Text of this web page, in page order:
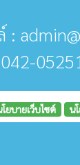
:
ยบายเว็บไซต์ น